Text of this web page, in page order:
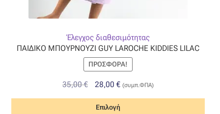
Έλεγχος διαθεσιμότητας
ΠΑΙΔΙΚΟ ΜΠΟΥΡΝΟΥΖΙ GUY LAROCHE KIDDIES LILAC
ΠΡΟΣΦΟΡΆ!
35,00€
Original
price
was:
28,00 €Η
τρέχουσα
τιμή
(συμπ.ΦΠΑ)
Επιλογή